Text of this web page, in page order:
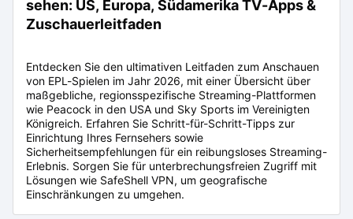
sehen: US, Europa, Südamerika TV-Apps &
Zuschauerleitfaden
Entdecken Sie den ultimativen Leitfaden zum Anschauen
von EPL-Spielen im Jahr 2026, mit einer Übersicht über
maßgebliche, regionsspezifische Streaming-Plattformen
wie Peacock in den USA und Sky Sports im Vereinigten
Königreich. Erfahren Sie Schritt-für-Schritt-Tipps zur
Einrichtung Ihres Fernsehers sowie
Sicherheitsempfehlungen für ein reibungsloses Streaming-
Erlebnis. Sorgen Sie für unterbrechungsfreien Zugriff mit
Lösungen wie SafeShell VPN, um geografische
Einschränkungen zu umgehen.